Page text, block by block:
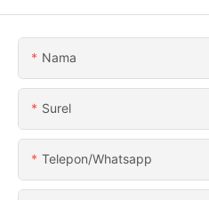
Nama
Surel
Telepon/whatsapp